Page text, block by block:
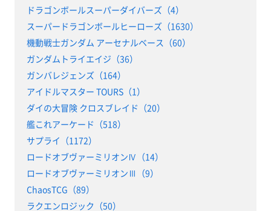
ドラゴンボールスーパーダイバーズ（4）
スーパードラゴンボールヒーローズ（1630）
機動戦士ガンダム アーセナルベース（60）
ガンダムトライエイジ（36）
ガンバレジェンズ（164）
アイドルマスター TOURS（1）
ダイの大冒険 クロスブレイド（20）
艦これアーケード（518）
サプライ（1172）
ロードオブヴァーミリオンⅣ（14）
ロードオブヴァーミリオンⅢ（9）
ChaosTCG（89）
ラクエンロジック（50）